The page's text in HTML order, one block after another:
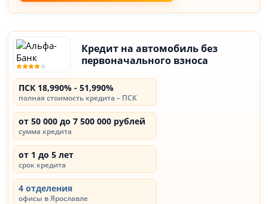
Кредит на автомобиль без
первоначального взноса
ПСК 18,990% - 51,990%
полная стоимость кредита – ПСК
от 50 000 до 7 500 000 рублей
сумма кредита
от 1 до 5 лет
срок кредита
4 отделения
офисы в Ярославле